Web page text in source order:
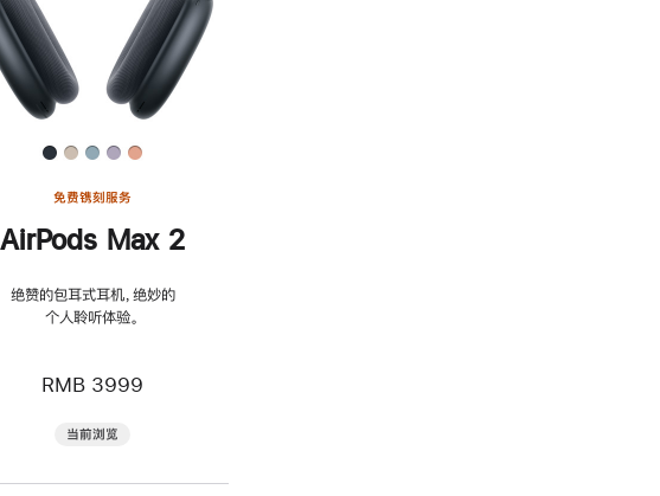
免费镌刻服务
AirPods Max 2
绝赞的包耳式耳机，绝妙的
个人聆听体验。
RMB 3999
当前浏览